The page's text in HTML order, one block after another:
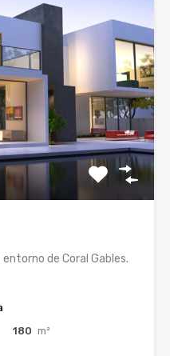
de Coral Gables.
180 m²